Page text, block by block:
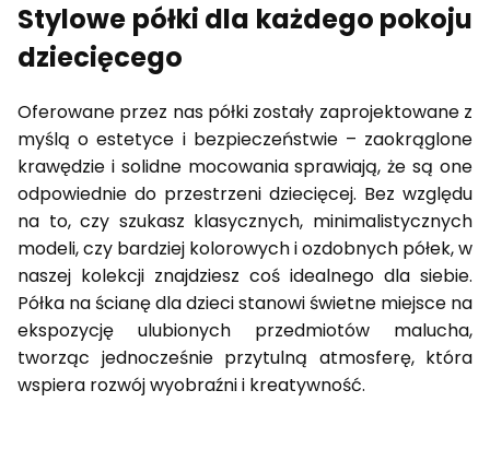
Stylowe półki dla każdego pokoju
dziecięcego
Oferowane przez nas półki zostały zaprojektowane z
myślą o estetyce i bezpieczeństwie – zaokrąglone
krawędzie i solidne mocowania sprawiają, że są one
odpowiednie do przestrzeni dziecięcej. Bez względu
na to, czy szukasz klasycznych, minimalistycznych
modeli, czy bardziej kolorowych i ozdobnych półek, w
naszej kolekcji znajdziesz coś idealnego dla siebie.
Półka na ścianę dla dzieci stanowi świetne miejsce na
ekspozycję ulubionych przedmiotów malucha,
tworząc jednocześnie przytulną atmosferę, która
wspiera rozwój wyobraźni i kreatywność.